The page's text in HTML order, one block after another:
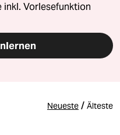
Vorlesefunktion
Neueste / Älteste